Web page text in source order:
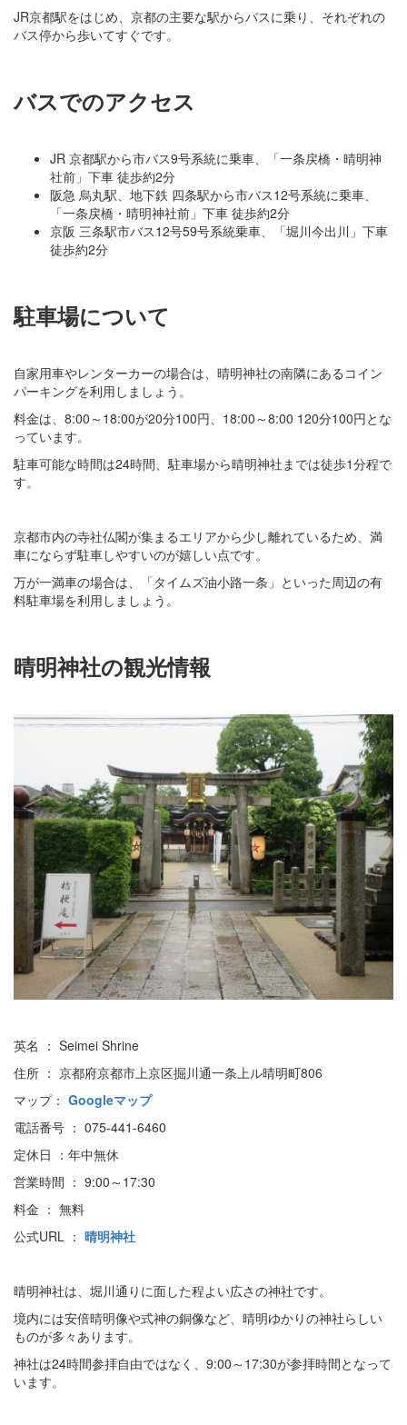
JR京都駅をはじめ、京都の主要な駅からバスに乗り、それぞれの
バス停から歩いてすぐです。
バスでのアクセス
JR 京都駅から市バス9号系統に乗車、「一条戻橋・晴明神
社前」下車 徒歩約2分
阪急 烏丸駅、地下鉄 四条駅から市バス12号系統に乗車、
「一条戻橋・晴明神社前」下車 徒歩約2分
京阪 三条駅市バス12号59号系統乗車、「堀川今出川」下車
徒歩約2分
駐車場について
自家用車やレンターカーの場合は、晴明神社の南隣にあるコイン
パーキングを利用しましょう。
料金は、8:00～18:00が20分100円、18:00～8:00 120分100円とな
っています。
駐車可能な時間は24時間、駐車場から晴明神社までは徒歩1分程で
す。
京都市内の寺社仏閣が集まるエリアから少し離れているため、満
車にならず駐車しやすいのが嬉しい点です。
万が一満車の場合は、「タイムズ油小路一条」といった周辺の有
料駐車場を利用しましょう。
晴明神社の観光情報
英名 ： Seimei Shrine
住所 ： 京都府京都市上京区掘川通一条上ル晴明町806
マップ： Googleマップ
電話番号 ： 075-441-6460
定休日 ：年中無休
営業時間 ： 9:00～17:30
料金 ： 無料
公式URL ： 晴明神社
晴明神社は、堀川通りに面した程よい広さの神社です。
境内には安倍晴明像や式神の銅像など、晴明ゆかりの神社らしい
ものが多々あります。
神社は24時間参拝自由ではなく、9:00～17:30が参拝時間となって
います。